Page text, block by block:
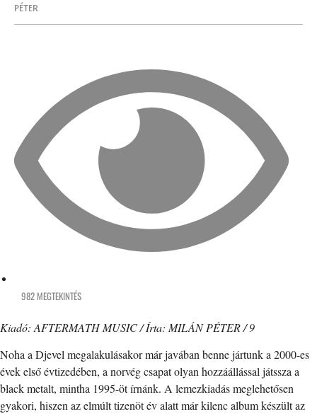
PÉTER
982 MEGTEKINTÉS
Kiadó: AFTERMATH MUSIC / Írta: MILÁN PÉTER / 9
Noha a Djevel megalakulásakor már javában benne jártunk a 2000-es
évek első évtizedében, a norvég csapat olyan hozzáállással játssza a
black metalt, mintha 1995-öt írnánk. A lemezkiadás meglehetősen
gyakori, hiszen az elmúlt tizenöt év alatt már kilenc album készült az